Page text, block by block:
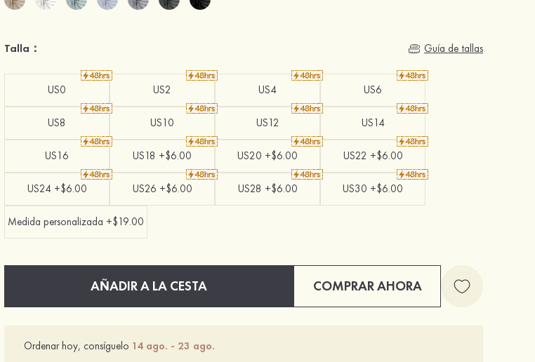
Talla： Guía de tallas
US0 US2 US4 US6
US8 US10 US12 US14
US16 US18 +$6.00 US20 +$6.00 US22 +$6.00
US24 +$6.00 US26 +$6.00 US28 +$6.00 US30 +$6.00
Medida personalizada +$19.00
AÑADIR A LA CESTA COMPRAR AHORA
Ordenar hoy, consíguelo 14 ago. - 23 ago.